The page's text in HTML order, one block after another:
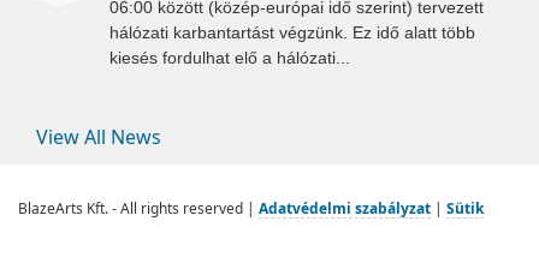
06:00 között (közép-európai idő szerint) tervezett
hálózati karbantartást végzünk. Ez idő alatt több
kiesés fordulhat elő a hálózati...
View All News
BlazeArts Kft. - All rights reserved | Adatvédelmi szabályzat Sütik